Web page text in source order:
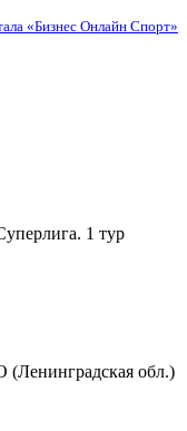
«Бизнес Онлайн Спорт»
1 тур
обл.)